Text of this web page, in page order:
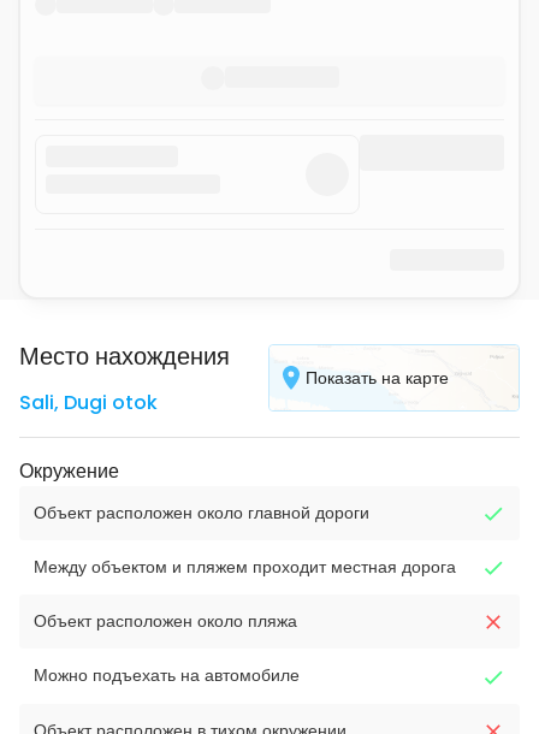
Место нахождения
Sali, Dugi otok
Показать на карте
Окружение
Объект расположен около главной дороги
Между объектом и пляжем проходит местная дорога
Объект расположен около пляжа
Можно подъехать на автомобиле